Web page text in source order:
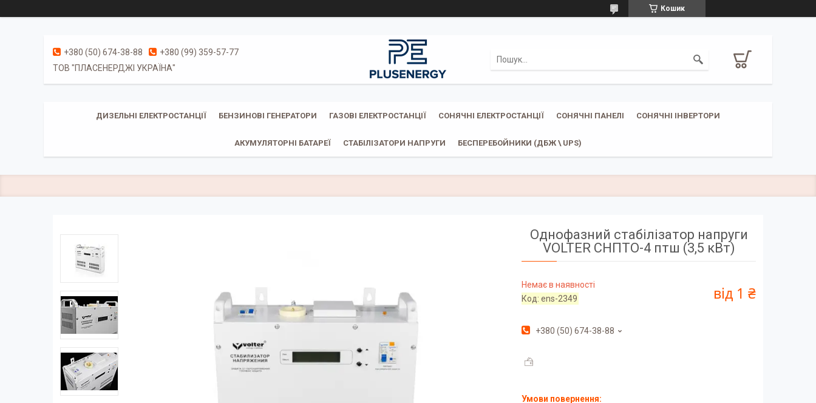
Кошик
+380 (50) 674-38-88
+380 (99) 359-57-77
ТОВ "ПЛАСЕНЕРДЖІ УКРАЇНА"
ДИЗЕЛЬНІ ЕЛЕКТРОСТАНЦІЇ БЕНЗИНОВІ ГЕНЕРАТОРИ ГАЗОВІ ЕЛЕКТРОСТАНЦІЇ СОНЯЧНІ ЕЛЕКТРОСТАНЦІЇ СОНЯЧНІ ПАНЕЛІ СОНЯЧНІ ІНВЕРТОРИ
АКУМУЛЯТОРНІ БАТАРЕЇ СТАБІЛІЗАТОРИ НАПРУГИ БЕСПЕРЕБОЙНИКИ (ДБЖ \ UPS)
Однофазний стабілізатор напруги
VOLTER СНПТО-4 птш (3,5 кВт)
Немає в наявності
Код:ens-2349 від 1 ₴
+380 (50) 674-38-88